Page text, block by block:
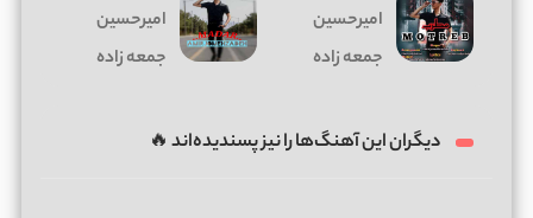
امیرحسین
جمعه زاده
امیرحسین
جمعه زاده
دیگران این آهنگ‌ها را نیز پسندیده‌اند 🔥